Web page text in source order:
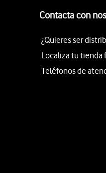
Contacta con
¿Quieres ser
Localiza tu tienda
Teléfonos de